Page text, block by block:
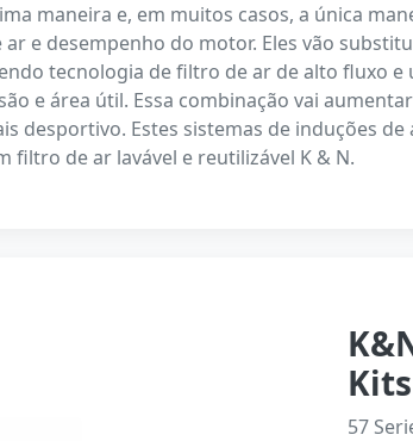
maneira e, em muitos casos, a única
e desempenho do motor. Eles vão
tecnologia de filtro de ar de alto fluxo e
e área útil. Essa combinação vai
desportivo. Estes sistemas de induções de
filtro de ar lavável e reutilizável K & N.
57